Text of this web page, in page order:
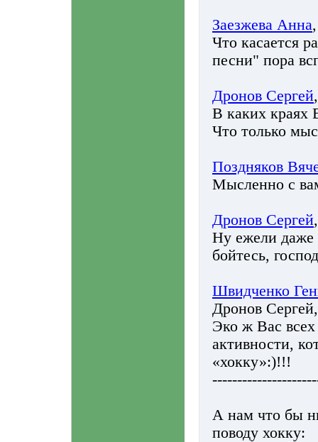
Заезжева Анна
Что касается
песни" пора
Дронов Сергей
В каких краях
Что только
Поздняков
Мысленно с
Дронов Сергей
Ну ежели даже
бойтесь,
Швидченко
Дронов
Эко ж Вас
активности,
«хокку»:)!!!
А нам что бы
поводу хокку: